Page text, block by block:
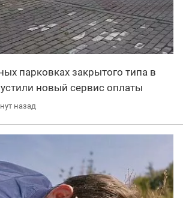
парковках закрытого типа в
новый сервис оплаты
назад